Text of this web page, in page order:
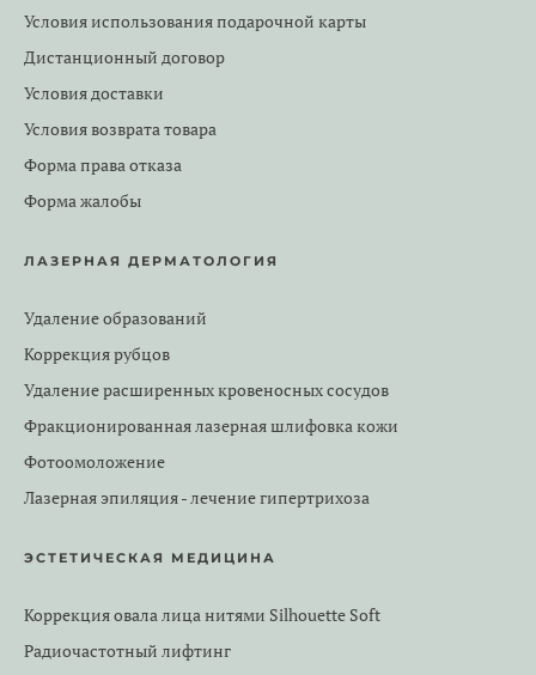
Условия использования подарочной карты
Дистанционный договор
Условия доставки
Условия возврата товара
Форма права отказа
Форма жалобы
ЛАЗЕРНАЯ ДЕРМАТОЛОГИЯ
Удаление образований
Коррекция рубцов
Удаление расширенных кровеносных сосудов
Фракционированная лазерная шлифовка кожи
Фотоомоложение
Лазерная эпиляция - лечение гипертрихоза
ЭСТЕТИЧЕСКАЯ МЕДИЦИНА
Коррекция овала лица нитями Silhouette Soft
Радиочастотный лифтинг